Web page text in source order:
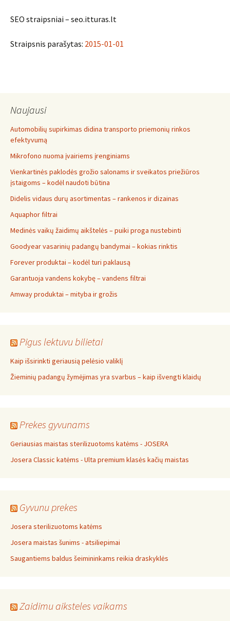
SEO straipsniai – seo.itturas.lt
Straipsnis parašytas: 2015-01-01
Naujausi
Automobilių supirkimas didina transporto priemonių rinkos
efektyvumą
Mikrofono nuoma įvairiems įrenginiams
Vienkartinės paklodės grožio salonams ir sveikatos priežiūros
įstaigoms – kodėl naudoti būtina
Didelis vidaus durų asortimentas – rankenos ir dizainas
Aquaphor filtrai
Medinės vaikų žaidimų aikštelės – puiki proga nustebinti
Goodyear vasarinių padangų bandymai – kokias rinktis
Forever produktai – kodėl turi paklausą
Garantuoja vandens kokybę – vandens filtrai
Amway produktai – mityba ir grožis
Pigus lektuvu bilietai
Kaip išsirinkti geriausią pelėsio valiklį
Žieminių padangų žymėjimas yra svarbus – kaip išvengti klaidų
Prekes gyvunams
Geriausias maistas sterilizuotoms katėms - JOSERA
Josera Classic katėms - Ulta premium klasės kačių maistas
Gyvunu prekes
Josera sterilizuotoms katėms
Josera maistas šunims - atsiliepimai
Saugantiems baldus šeimininkams reikia draskyklės
Zaidimu aiksteles vaikams